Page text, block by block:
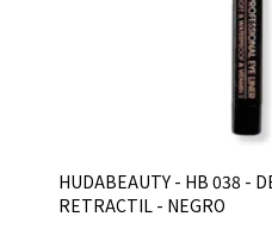
HUDABEAUTY - HB 038 -
RETRACTIL - NEGRO